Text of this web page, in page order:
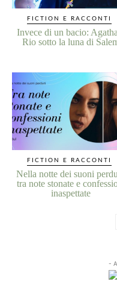
FICTION E RACCONTI
Invece di un bacio:
Rio sotto la luna di
FICTION E RACCONTI
Nella notte dei suoni
tra note stonate e
inaspettate
-